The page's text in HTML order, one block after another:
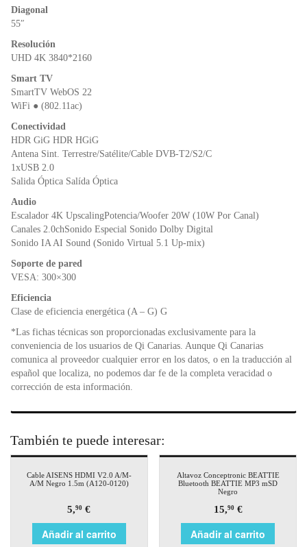
Diagonal
55″
Resolución
UHD 4K 3840*2160
Smart TV
SmartTV WebOS 22
WiFi ● (802.11ac)
Conectividad
HDR GiG HDR HGiG
Antena Sint. Terrestre/Satélite/Cable DVB-T2/S2/C
1xUSB 2.0
Salida Óptica Salída Óptica
Audio
Escalador 4K UpscalingPotencia/Woofer 20W (10W Por Canal)
Canales 2.0chSonido Especial Sonido Dolby Digital
Sonido IA AI Sound (Sonido Virtual 5.1 Up-mix)
Soporte de pared
VESA: 300×300
Eficiencia
Clase de eficiencia energética (A – G) G
*Las fichas técnicas son proporcionadas exclusivamente para la
conveniencia de los usuarios de Qi Canarias. Aunque Qi Canarias
comunica al proveedor cualquier error en los datos, o en la traducción al
español que localiza, no podemos dar fe de la completa veracidad o
corrección de esta información.
También te puede interesar:
Cable AISENS HDMI V2.0 A/M-
A/M Negro 1.5m (A120-0120)
5,90 €
Añadir al carrito
Altavoz Conceptronic BEATTIE
Bluetooth BEATTIE MP3 mSD
Negro
15,90€
Añadir al carrito